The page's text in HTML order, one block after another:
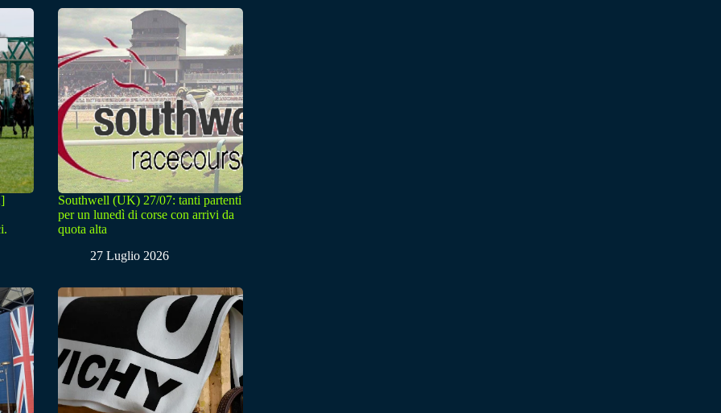
Southwell (UK) 27/07: tanti partenti
per un lunedì di corse con arrivi da
quota alta
27 Luglio 2026